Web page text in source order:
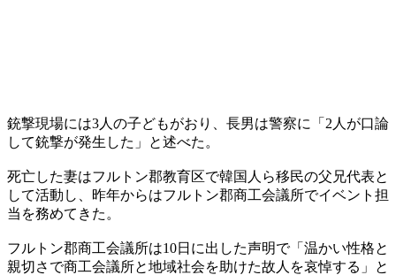
銃撃現場には3人の子どもがおり、長男は警察に「2人が口論
して銃撃が発生した」と述べた。
死亡した妻はフルトン郡教育区で韓国人ら移民の父兄代表と
して活動し、昨年からはフルトン郡商工会議所でイベント担
当を務めてきた。
フルトン郡商工会議所は10日に出した声明で「温かい性格と
親切さで商工会議所と地域社会を助けた故人を哀悼する」と